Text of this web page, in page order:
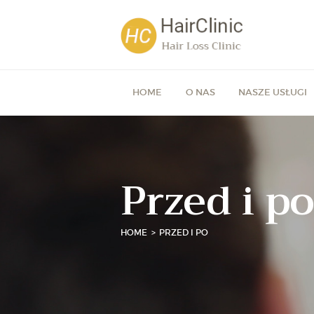
HOME O NAS NASZE USŁUGI
Przed i po
HOME PRZED I PO